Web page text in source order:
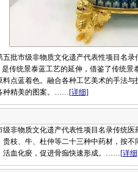
市级非物质文化遗产代表性项目名录
是传统景泰蓝工艺的延伸，借鉴了传统
点蓝着色。融合各种工艺美术的手法
种精美的图案。……[详细]
物质文化遗产代表性项目名录传统医
枝、牛、杜仲等二十三种中药材，按
活血化瘀，促进骨痂快速形成。……[详